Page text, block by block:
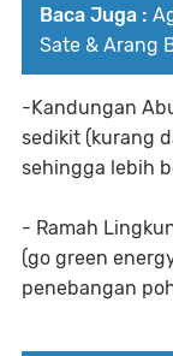
Baca Juga :
Sate & Arang
-Kandungan
sedikit (kurang
sehingga lebih
- Ramah
(go green
penebangan